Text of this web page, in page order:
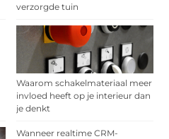
verzorgde tuin
Waarom schakelmateriaal meer
invloed heeft op je interieur dan
je denkt
Wanneer realtime CRM-